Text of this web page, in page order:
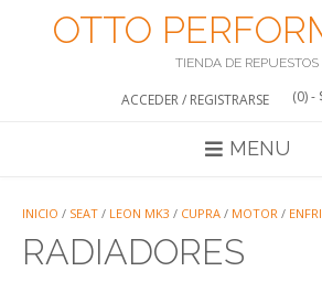
OTTO
TIENDA DE REPUESTOS
ACCEDER / REGISTRARSE (0)-
MENU
INICIO / SEAT / LEON MK3 / CUPRA / MOTOR /
RADIADORES